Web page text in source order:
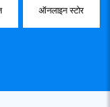
ऑनलाइन स्टोर